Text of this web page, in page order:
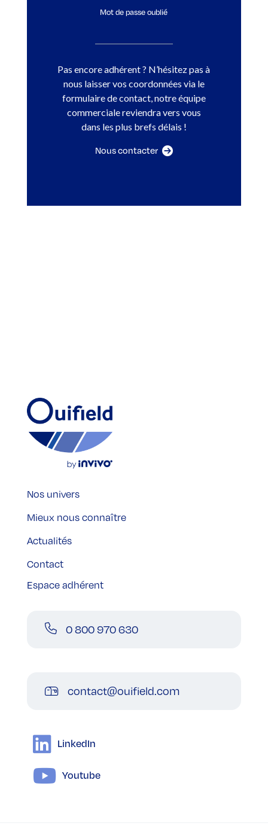
Mot de passe oublié
Pas encore adhérent ? N’hésitez pas à
nous laisser vos coordonnées via le
formulaire de contact, notre équipe
commerciale reviendra vers vous
dans les plus brefs délais !
Nous contacter
Nos univers
Mieux nous connaître
Actualités
Contact
Espace adhérent
0 800 970 630
contact@ouifield.com
LinkedIn
Youtube